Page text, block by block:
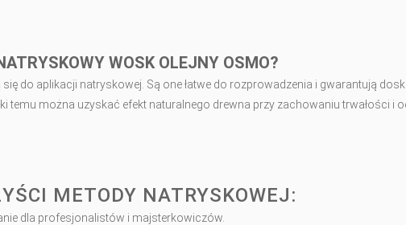
WOSK OLEJNY OSMO?
do aplikacji natryskowej. Są one łatwe do rozprowadzenia i gwarantują
temu można uzyskać efekt naturalnego drewna przy zachowaniu trwałości i
METODY NATRYSKOWEJ:
dla profesjonalistów i majsterkowiczów.